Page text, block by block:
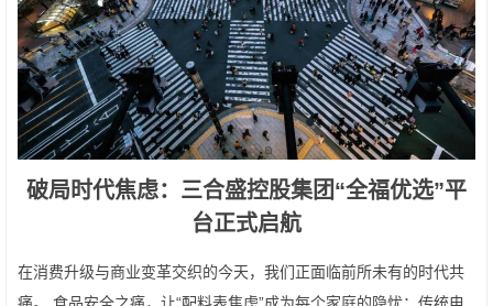
破局时代焦虑：三合盛控股集团“全福优选”平
台正式启航
在消费升级与商业变革交织的今天，我们正面临前所未有的时代共
痛。 食品安全之痛，让“配料表焦虑”成为每个家庭的隐忧；传统电